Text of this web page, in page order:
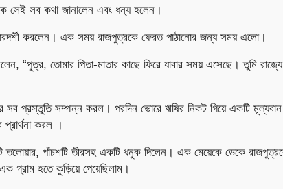
সেই সব কথা জানালেন এবং ধন্য হলেন।
করলেন। এক সময় রাজপুত্রকে ফেরত পাঠানোর জন্য সময় এলো।
“পুত্র, তোমার পিতা-মাতার কাছে ফিরে যাবার সময় এসেছে। তুমি
সব প্রস্তুতি সম্পন্ন করল। পরদিন ভোরে ঋষির নিকট গিয়ে একটি মূল্যবান
প্রার্থনা করল ।
তলোয়ার, পাঁচশটি তীরসহ একটি ধনুক দিলেন। এক মেয়েকে ডেকে
গ্রাম হতে কুড়িয়ে পেয়েছিলাম।